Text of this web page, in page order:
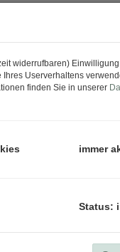
widerrufbaren)
Userverhaltens
finden Sie in unserer
immer
Status: